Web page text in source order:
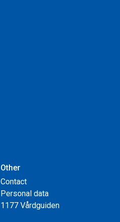
Other
Contact
Personal data
1177 Vårdguiden